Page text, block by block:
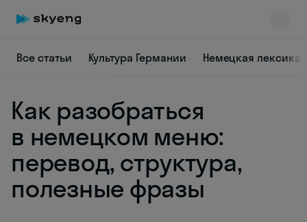
Все статьи Культура Германии Немецкая лексика
Как разобраться
в немецком меню:
перевод, структура,
полезные фразы
Skyeng Chat
online